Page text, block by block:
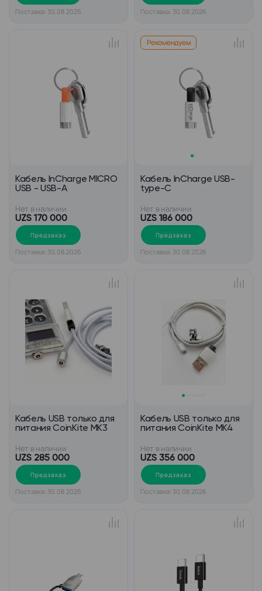
Поставка: 30.08.2026 Поставка: 30.08.2026
Кабель InCharge MICRO
USB - USB-A
Нет в наличии
UZS 170 000
Предзаказ
Поставка: 30.08.2026
Рекомендуем
Кабель InCharge USB-
type-C
Нет в наличии
UZS 186 000
Предзаказ
Поставка: 30.08.2026
Кабель USB только для
питания CoinKite MK3
Нет в наличии
UZS 285 000
Предзаказ
Поставка: 30.08.2026
Кабель USB только для
питания CoinKite MK4
Нет в наличии
UZS 356 000
Предзаказ
Поставка: 30.08.2026